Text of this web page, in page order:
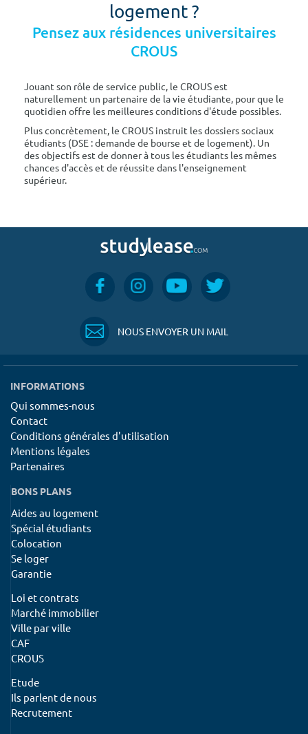
logement ?
Pensez aux résidences universitaires
CROUS
Jouant son rôle de service public, le CROUS est
naturellement un partenaire de la vie étudiante, pour que le
quotidien offre les meilleures conditions d'étude possibles.
Plus concrètement, le CROUS instruit les dossiers sociaux
étudiants (DSE : demande de bourse et de logement). Un
des objectifs est de donner à tous les étudiants les mêmes
chances d'accès et de réussite dans l'enseignement
supérieur.
NOUS ENVOYER UN MAIL
INFORMATIONS
Qui sommes-nous
Contact
Conditions générales d'utilisation
Mentions légales
Partenaires
BONS PLANS
Aides au logement
Spécial étudiants
Colocation
Se loger
Garantie
Loi et contrats
Marché immobilier
Ville par ville
CAF
CROUS
Etude
Ils parlent de nous
Recrutement